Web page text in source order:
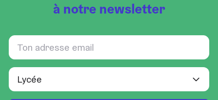
à notre newsletter